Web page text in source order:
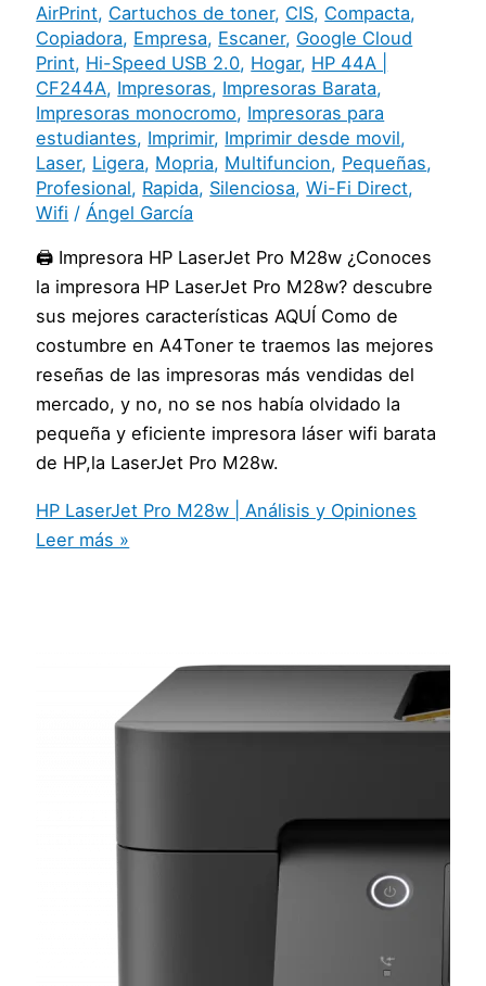
AirPrint, Cartuchos de toner, CIS, Compacta,
Copiadora, Empresa, Escaner, Google Cloud
Print, Hi-Speed USB 2.0, Hogar, HP 44A |
CF244A, Impresoras, Impresoras Barata,
Impresoras monocromo, Impresoras para
estudiantes, Imprimir, Imprimir desde movil,
Laser, Ligera, Mopria, Multifuncion, Pequeñas,
Profesional, Rapida, Silenciosa,Wi-Fi Direct,
Wifi / Ángel García
🖨️ Impresora HP LaserJet Pro M28w ¿Conoces
la impresora HP LaserJet Pro M28w? descubre
sus mejores características AQUÍ Como de
costumbre en A4Toner te traemos las mejores
reseñas de las impresoras más vendidas del
mercado, y no, no se nos había olvidado la
pequeña y eficiente impresora láser wifi barata
de HP,la LaserJet Pro M28w.
HP LaserJet Pro M28w | Análisis y Opiniones
Leer más »